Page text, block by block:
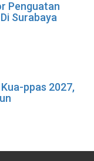
Penguatan
Surabaya
ppas 2027,